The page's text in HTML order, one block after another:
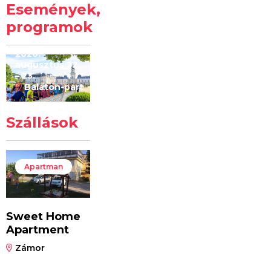
Események,
programok
Kilóméterek
2026
2026.
augusztus 22
– 23.
Balaton-part
Szállások
Apartman
Sweet Home
Apartment
Zámor